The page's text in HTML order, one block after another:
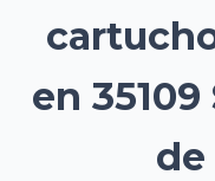
en
de